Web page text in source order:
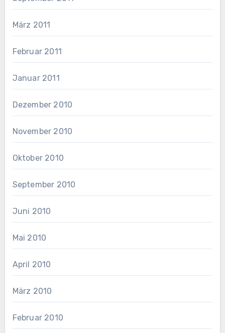
März 2011
Februar 2011
Januar 2011
Dezember 2010
November 2010
Oktober 2010
September 2010
Juni 2010
Mai 2010
April 2010
März 2010
Februar 2010